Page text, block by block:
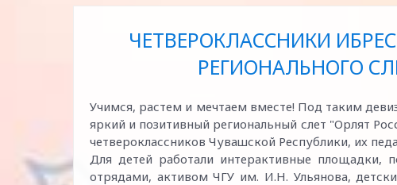
ЧЕТВЕРОКЛАССНИКИ
РЕГИОНАЛЬНОГО
Учимся, растем и мечтаем вместе! Под таким
яркий и позитивный региональный слет "Орлят
четвероклассников Чувашской Республики, их
Для детей работали интерактивные площадки,
отрядами, активом ЧГУ им. И.Н. Ульянова,